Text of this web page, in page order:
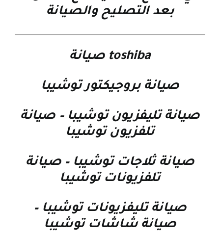
بعد التصليح والصيانة
toshiba صيانة
صيانة بروجيكتور توشيبا
صيانة تليفزيون توشيبا – صيانة
تلفزيون توشيبا
صيانة ثلاجات توشيبا – صيانة
تلفزيونات توشيبا
صيانة تليفزيونات توشيبا –
صيانة شاشات توشيبا